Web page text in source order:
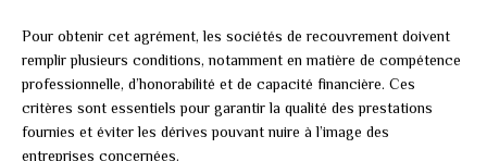
Pour obtenir cet agrément, les sociétés de recouvrement doivent
remplir plusieurs conditions, notamment en matière de compétence
professionnelle, d’honorabilité et de capacité financière. Ces
critères sont essentiels pour garantir la qualité des prestations
fournies et éviter les dérives pouvant nuire à l’image des
entreprises concernées.